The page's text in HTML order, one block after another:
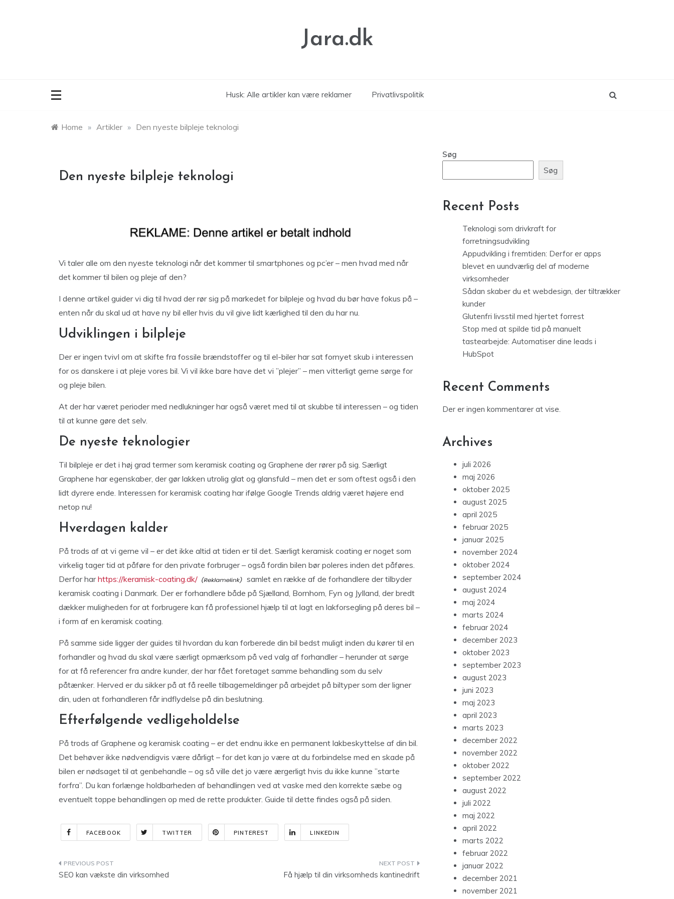
Jara.dk
Husk: Alle artikler kan være reklamer Privatlivspolitik
Home » Artikler » Den nyeste bilpleje teknologi
Den nyeste bilpleje teknologi
Vi taler alle om den nyeste teknologi når det kommer til smartphones og pc’er – men hvad med når
det kommer til bilen og pleje af den?
I denne artikel guider vi dig til hvad der rør sig på markedet for bilpleje og hvad du bør have fokus på –
enten når du skal ud at have ny bil eller hvis du vil give lidt kærlighed til den du har nu.
Udviklingen i bilpleje
Der er ingen tvivl om at skifte fra fossile brændstoffer og til el-biler har sat fornyet skub i interessen
for os danskere i at pleje vores bil. Vi vil ikke bare have det vi ”plejer” – men vitterligt gerne sørge for
og pleje bilen.
At der har været perioder med nedlukninger har også været med til at skubbe til interessen – og tiden
til at kunne gøre det selv.
De nyeste teknologier
Til bilpleje er det i høj grad termer som keramisk coating og Graphene der rører på sig. Særligt
Graphene har egenskaber, der gør lakken utrolig glat og glansfuld – men det er som oftest også i den
lidt dyrere ende. Interessen for keramisk coating har ifølge Google Trends aldrig været højere end
netop nu!
Hverdagen kalder
På trods af at vi gerne vil – er det ikke altid at tiden er til det. Særligt keramisk coating er noget som
virkelig tager tid at påføre for den private forbruger – også fordin bilen bør poleres inden det påføres.
Derfor harhttps://keramisk-coating.dk/
samlet en række af de forhandlere der tilbyder
keramisk coating i Danmark. Der er forhandlere både på Sjælland, Bornhom, Fyn og Jylland, der bredt
dækker muligheden for at forbrugere kan få professionel hjælp til at lagt en lakforsegling på deres bil –
i form af en keramisk coating.
På samme side ligger der guides til hvordan du kan forberede din bil bedst muligt inden du kører til en
forhandler og hvad du skal være særligt opmærksom på ved valg af forhandler – herunder at sørge
for at få referencer fra andre kunder, der har fået foretaget samme behandling som du selv
påtænker. Herved er du sikker på at få reelle tilbagemeldinger på arbejdet på biltyper som der ligner
din, uden at forhandleren får indflydelse på din beslutning.
Efterfølgende vedligeholdelse
På trods af Graphene og keramisk coating – er det endnu ikke en permanent lakbeskyttelse af din bil.
Det behøver ikke nødvendigvis være dårligt – for det kan jo være at du forbindelse med en skade på
bilen er nødsaget til at genbehandle – og så ville det jo være ærgerligt hvis du ikke kunne ”starte
forfra”. Du kan forlænge holdbarheden af behandlingen ved at vaske med den korrekte sæbe og
eventuelt toppe behandlingen op med de rette produkter. Guide til dette findes også på siden.
FACEBOOK TWITTER PINTEREST LINKEDIN
Indlægsnavigation
SEO kan vækste din virksomhed Få hjælp til din virksomheds kantinedrift
Søg
Søg
Recent Posts
Teknologi som drivkraft for
forretningsudvikling
Appudvikling i fremtiden: Derfor er apps
blevet en uundværlig del af moderne
virksomheder
Sådan skaber du et webdesign, der tiltrækker
kunder
Glutenfri livsstil med hjertet forrest
Stop med at spilde tid på manuelt
tastearbejde: Automatiser dine leads i
HubSpot
Recent Comments
Der er ingen kommentarer at vise.
Archives
juli 2026
maj 2026
oktober 2025
august 2025
april 2025
februar 2025
januar 2025
november 2024
oktober 2024
september 2024
august 2024
maj 2024
marts 2024
februar 2024
december 2023
oktober 2023
september 2023
august 2023
juni 2023
maj 2023
april 2023
marts 2023
december 2022
november 2022
oktober 2022
september 2022
august 2022
juli 2022
maj 2022
april 2022
marts 2022
februar 2022
januar 2022
december 2021
november 2021